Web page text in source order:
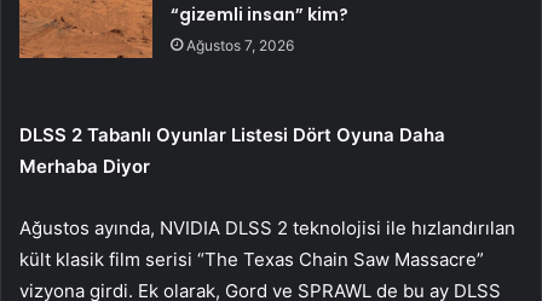
“gizemli insan” kim?
Ağustos 7, 2026
DLSS 2 Tabanlı Oyunlar Listesi Dört Oyuna Daha
Merhaba Diyor
Ağustos ayında, NVIDIA DLSS 2 teknolojisi ile hızlandırılan
kült klasik film serisi “The Texas Chain Saw Massacre”
vizyona girdi. Ek olarak, Gord ve SPRAWL de bu ay DLSS